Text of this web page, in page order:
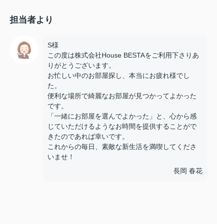
担当者より
S様
この度は株式会社House BESTAをご利用下さりあ
りがとうございます。
お忙しい中のお部屋探し、本当にお疲れ様でし
た。
便利な場所で綺麗なお部屋が見つかってよかった
です。
「一緒にお部屋を選んでよかった」と、心から感
じていただけるようなお時間を提供することがで
きたのであれば幸いです。
これからの毎日、素敵な新生活を満喫してくださ
いませ！
長岡 春花